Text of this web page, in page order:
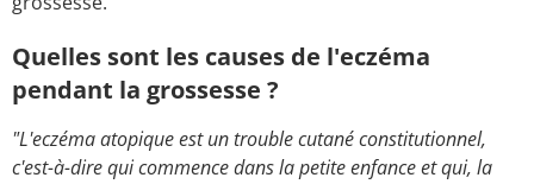
Quelles sont les causes de l'eczéma
pendant la grossesse ?
"L'eczéma atopique est un trouble cutané constitutionnel,
c'est-à-dire qui commence dans la petite enfance et qui, la